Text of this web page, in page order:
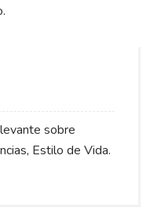
sobre
Estilo de Vida.